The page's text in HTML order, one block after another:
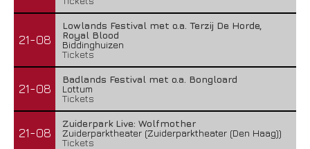
21-08
Lowlands Festival met o.a. Terzij De Horde,
Royal Blood
Biddinghuizen
Tickets
21-08
Badlands Festival met o.a. Bongloard
Lottum
Tickets
21-08
Zuiderpark Live: Wolfmother
Zuiderparktheater (Zuiderparktheater (Den Haag))
Tickets